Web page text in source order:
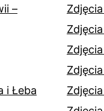
–
i Łeba